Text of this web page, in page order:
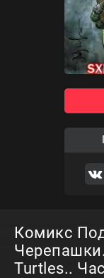
Комикс
Turtles..